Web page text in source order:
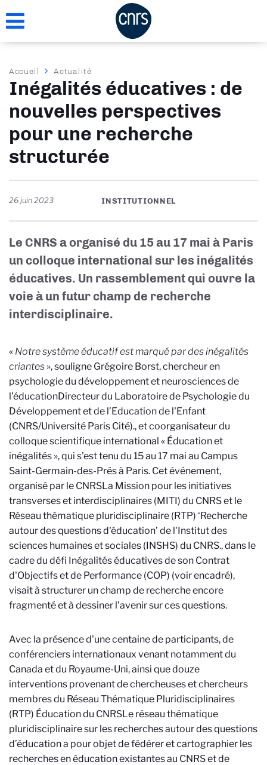
au
Fil
d'Ariane
Accueil Actualité
Inégalités éducatives : de
nouvelles perspectives
pour une recherche
structurée
26 juin 2023 INSTITUTIONNEL
Le CNRS a organisé du 15 au 17 mai à Paris
un colloque international sur les inégalités
éducatives. Un rassemblement qui ouvre la
voie à un futur champ de recherche
interdisciplinaire.
« Notre système éducatif est marqué par des inégalités
criantes », souligne Grégoire Borst, chercheur en
psychologie du développement et neurosciences de
l’éducationDirecteur du Laboratoire de Psychologie du
Développement et de l’Education de l'Enfant
(CNRS/Université Paris Cité)., et coorganisateur du
colloque scientifique international « Éducation et
inégalités », qui s'est tenu du 15 au 17 mai au Campus
Saint-Germain-des-Prés à Paris. Cet événement,
organisé par le CNRSLa Mission pour les initiatives
transverses et interdisciplinaires (MITI) du CNRS et le
Réseau thématique pluridisciplinaire (RTP) ‘Recherche
autour des questions d'éducation’ de l'Institut des
sciences humaines et sociales (INSHS) du CNRS., dans le
cadre du défi Inégalités éducatives de son Contrat
d'Objectifs et de Performance (COP) (voir encadré),
visait à structurer un champ de recherche encore
fragmenté et à dessiner l’avenir sur ces questions.
Avec la présence d'une centaine de participants, de
conférenciers internationaux venant notamment du
Canada et du Royaume-Uni, ainsi que douze
interventions provenant de chercheuses et chercheurs
membres du Réseau Thématique Pluridisciplinaires
(RTP) Éducation du CNRSLe réseau thématique
pluridisciplinaire sur les recherches autour des questions
d’éducation a pour objet de fédérer et cartographier les
recherches en éducation existantes au CNRS et de